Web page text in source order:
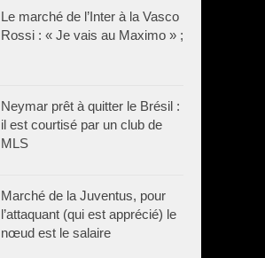
Le marché de l’Inter à la Vasco
Rossi : « Je vais au Maximo » ;
Neymar prêt à quitter le Brésil :
il est courtisé par un club de
MLS
Marché de la Juventus, pour
l’attaquant (qui est apprécié) le
nœud est le salaire